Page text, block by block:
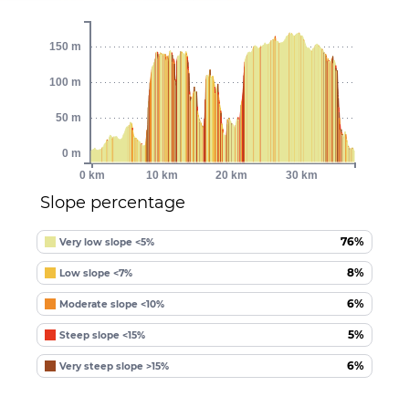
Slope percentage
Very low slope <5% 76%
Low slope <7% 8%
Moderate slope <10% 6%
Steep slope <15% 5%
Very steep slope >15% 6%
0 km 10 km 20 km 30 km
0 m
50 m
100 m
150 m